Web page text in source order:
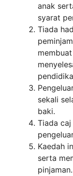
anak
syarat
Tiada
sekali
baki.
Tiada
Kaedah
serta
pinjaman.